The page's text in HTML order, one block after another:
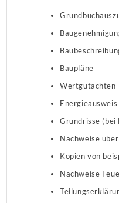
Baupläne
Wertgutachten
Grundrisse (bei
Nachweise
Kopien von
Nachweise